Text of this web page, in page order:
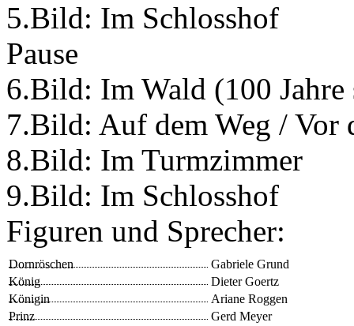
5.Bild: Im Schlosshof
Pause
6.Bild: Im Wald (100 Jahre
7.Bild: Auf dem Weg / Vor
8.Bild: Im Turmzimmer
9.Bild: Im Schlosshof
Figuren und Sprecher:
Dornröschen
Gabriele Grund
König
Dieter Goertz
Königin
Ariane Roggen
Prinz
Gerd Meyer